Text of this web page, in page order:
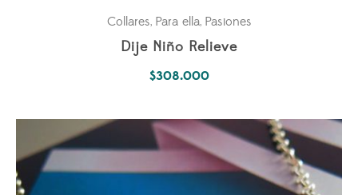
Collares, Para ella, Pasiones
Dije Niño Relieve
$308.000